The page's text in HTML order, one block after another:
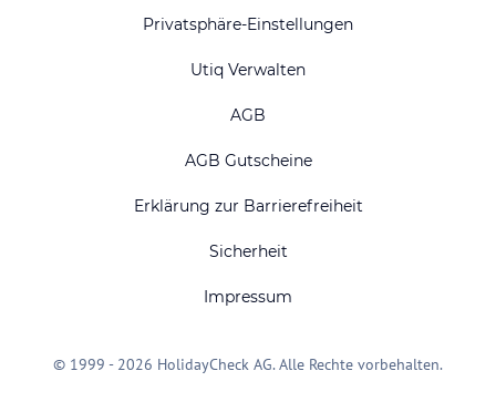
Privatsphäre-Einstellungen
Utiq Verwalten
AGB
AGB Gutscheine
Erklärung zur Barrierefreiheit
Sicherheit
Impressum
© 1999 - 2026 HolidayCheck AG. Alle Rechte vorbehalten.